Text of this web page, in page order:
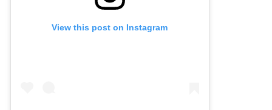
View this post on Instagram